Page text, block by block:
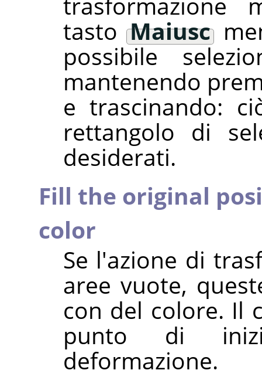
tastoMaiusc
possibile
mantenendo
e trascinando:
rettangolo di
desiderati.
Fill the original
color
Se l'azione di
aree vuote,
con del colore. Il
punto di
deformazione.